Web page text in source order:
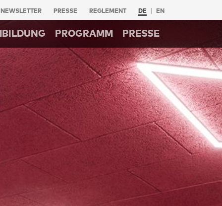
NEWSLETTER PRESSE REGLEMENT DE EN
PROGRAMM PRESSE